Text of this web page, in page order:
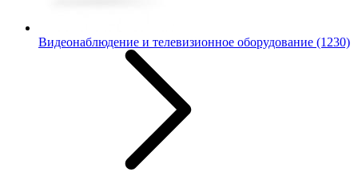
Видеонаблюдение и телевизионное оборудование (1230)